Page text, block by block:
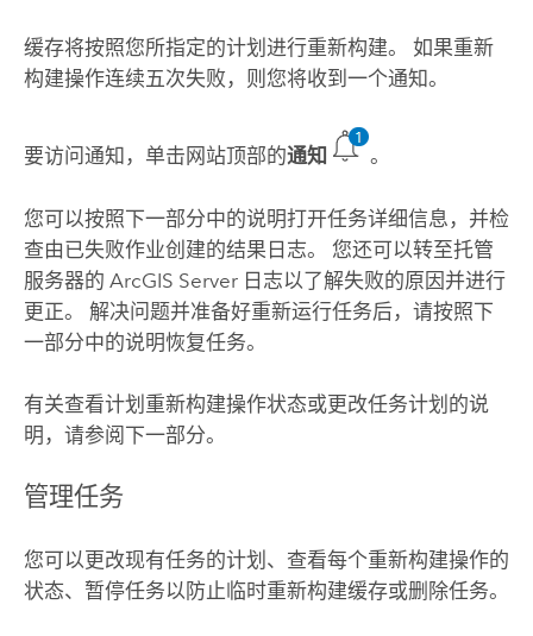
缓存将按照您所指定的计划进行重新构建。 如果重新
构建操作连续五次失败，则您将收到一个通知。
要访问通知，单击网站顶部的通知 。
您可以按照下一部分中的说明打开任务详细信息，并检
查由已失败作业创建的结果日志。 您还可以转至托管
服务器的 ArcGIS Server日志以了解失败的原因并进行
更正。 解决问题并准备好重新运行任务后，请按照下
一部分中的说明恢复任务。
有关查看计划重新构建操作状态或更改任务计划的说
明，请参阅下一部分。
管理任务
您可以更改现有任务的计划、查看每个重新构建操作的
状态、暂停任务以防止临时重新构建缓存或删除任务。